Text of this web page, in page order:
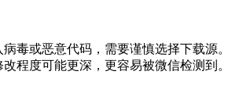
毒或恶意代码，需要谨慎选择下载源。
程度可能更深，更容易被微信检测到。